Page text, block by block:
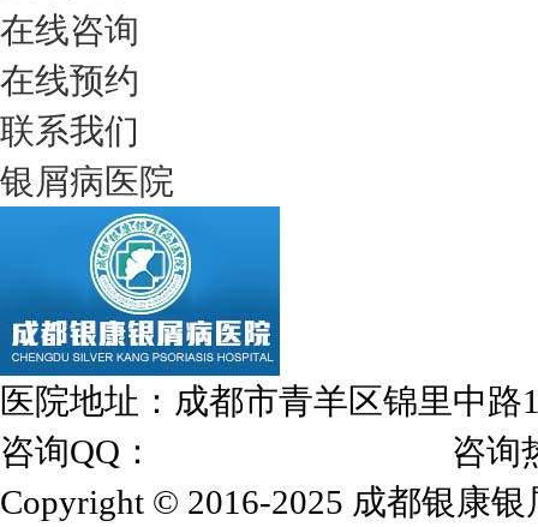
在线咨询
在线预约
联系我们
银屑病医院
医院地址：成都市青羊区锦里中
咨询QQ：
咨询热线
Copyright © 2016-2025 成都银康银